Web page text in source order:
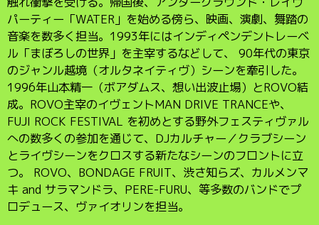
パーティー「WATER」を始める傍ら、映画、演劇、舞踏の
音楽を数多く担当。1993年にはインディペンデントレーベ
ル「まぼろしの世界」を主宰するなどして、 90年代の東京
のジャンル越境（オルタネイティヴ）シーンを牽引した。
1996年山本精一（ボアダムス、想い出波止場）とROVO結
成。ROVO主宰のイヴェントMAN DRIVE TRANCEや、
FUJI ROCK FESTIVAL を初めとする野外フェスティヴァル
への数多くの参加を通じて、DJカルチャー／クラブシーン
とライヴシーンをクロスする新たなシーンのフロントに立
つ。 ROVO、BONDAGE FRUIT、渋さ知らズ、カルメンマ
キ and サラマンドラ、PERE-FURU、等多数のバンドでプ
ロデュース、ヴァイオリンを担当。